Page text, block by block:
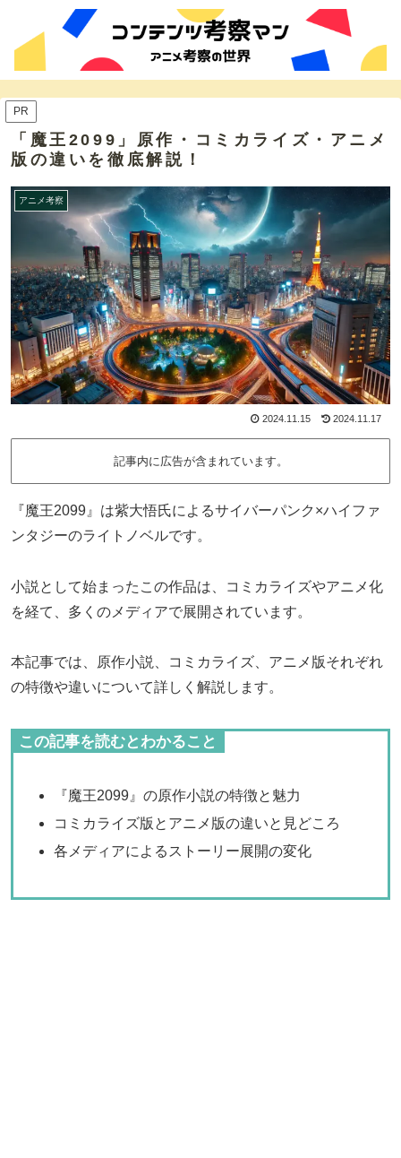
PR
「魔王2099」原作・コミカライズ・アニメ
版の違いを徹底解説！
アニメ考察
2024.11.15 2024.11.17
記事内に広告が含まれています。
『魔王2099』は紫大悟氏によるサイバーパンク×ハイファ
ンタジーのライトノベルです。
小説として始まったこの作品は、コミカライズやアニメ化
を経て、多くのメディアで展開されています。
本記事では、原作小説、コミカライズ、アニメ版それぞれ
の特徴や違いについて詳しく解説します。
この記事を読むとわかること
『魔王2099』の原作小説の特徴と魅力
コミカライズ版とアニメ版の違いと見どころ
各メディアによるストーリー展開の変化